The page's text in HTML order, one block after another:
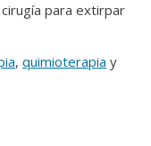
para extirpar
, quimioterapia y